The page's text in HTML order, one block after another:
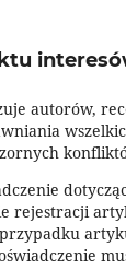
autorów,
rejestracji